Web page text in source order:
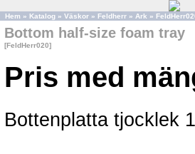
Hem » Katalog » Väskor » Feldherr » Ark »
Bottom half-size foam tray
[FeldHerr020]
Pris med
Bottenplatta tjocklek